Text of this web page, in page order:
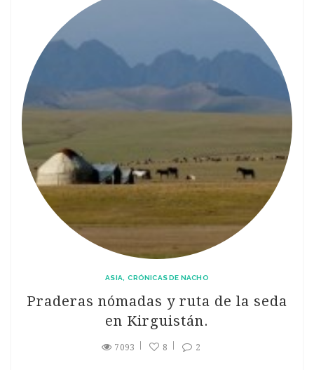
ASIA CRÓNICAS DE NACHO
Praderas nómadas y ruta de la seda
en Kirguistán.
7093 8 2